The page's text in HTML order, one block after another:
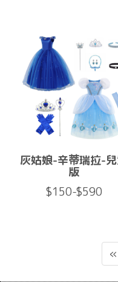
灰姑娘-辛蒂瑞拉-
版
$150-$590
«